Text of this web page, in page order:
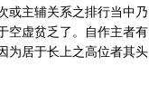
或主辅关系之排行当中乃
空虚贫乏了。自作主者有
为居于长上之高位者其头